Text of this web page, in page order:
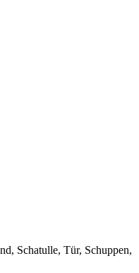
Schatulle, Tür, Schuppen,